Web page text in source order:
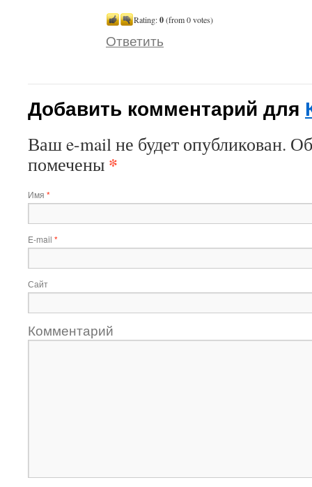
Rating:0(from 0 votes)
Ответить
Добавить комментарий для
Ваш e-mail не будет опубликован.
помечены *
Имя *
E-mail *
Сайт
Комментарий